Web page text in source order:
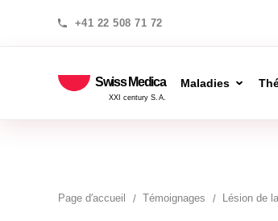
+41 22 508 71 72
Swiss Medica
XXI century S.A.
Maladies
Page d′accueil Témoignages Lésion de